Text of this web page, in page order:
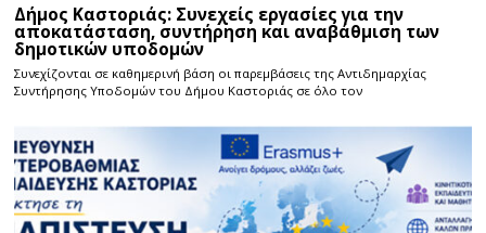
Δήμος Καστοριάς: Συνεχείς εργασίες για την
αποκατάσταση, συντήρηση και αναβάθμιση των
δημοτικών υποδομών
Συνεχίζονται σε καθημερινή βάση οι παρεμβάσεις της Αντιδημαρχίας
Συντήρησης Υποδομών του Δήμου Καστοριάς σε όλο τον